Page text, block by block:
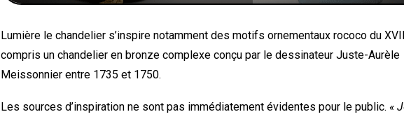
Lumière le chandelier s’inspire notamment des motifs ornementaux rococo du
compris un chandelier en bronze complexe conçu par le dessinateur Juste-Aurèle
Meissonnier entre 1735 et 1750.
Les sources d’inspiration ne sont pas immédiatement évidentes pour le public. «